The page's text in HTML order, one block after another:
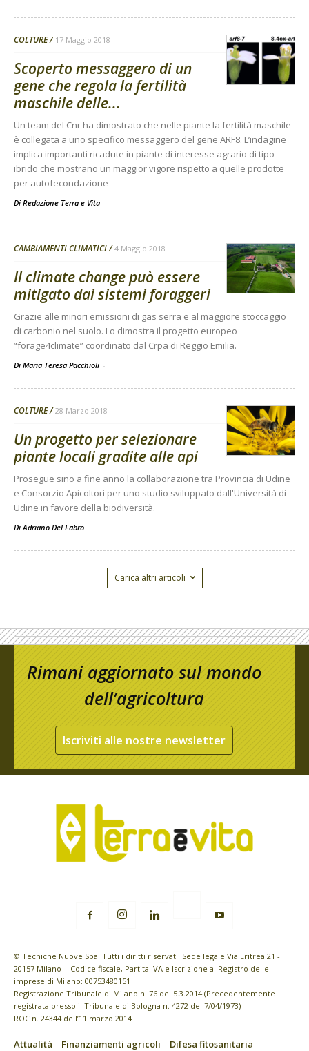
COLTURE 17 Maggio 2018
Scoperto messaggero di un
gene che regola la fertilità
maschile delle...
Un team del Cnr ha dimostrato che nelle piante la fertilità maschile
è collegata a uno specifico messaggero del gene ARF8. L’indagine
implica importanti ricadute in piante di interesse agrario di tipo
ibrido che mostrano un maggior vigore rispetto a quelle prodotte
per autofecondazione
Di Redazione Terra e Vita
CAMBIAMENTI CLIMATICI 4 Maggio 2018
Il climate change può essere
mitigato dai sistemi foraggeri
Grazie alle minori emissioni di gas serra e al maggiore stoccaggio
di carbonio nel suolo. Lo dimostra il progetto europeo
“forage4climate” coordinato dal Crpa di Reggio Emilia.
Di Maria Teresa Pacchioli -
COLTURE 28 Marzo 2018
Un progetto per selezionare
piante locali gradite alle api
Prosegue sino a fine anno la collaborazione tra Provincia di Udine
e Consorzio Apicoltori per uno studio sviluppato dall'Università di
Udine in favore della biodiversità.
Di Adriano Del Fabro
Carica altri articoli
Rimani aggiornato sul mondo
dell’agricoltura
Iscriviti alle nostre newsletter
© Tecniche Nuove Spa. Tutti i diritti riservati. Sede legale Via Eritrea 21 -
20157 Milano | Codice fiscale, Partita IVA e Iscrizione al Registro delle
imprese di Milano: 00753480151
Registrazione Tribunale di Milano n. 76 del 5.3.2014 (Precedentemente
registrata presso il Tribunale di Bologna n. 4272 del 7/04/1973)
ROC n. 24344 dell’11 marzo 2014
Attualità Finanziamenti agricoli
Difesa fitosanitaria